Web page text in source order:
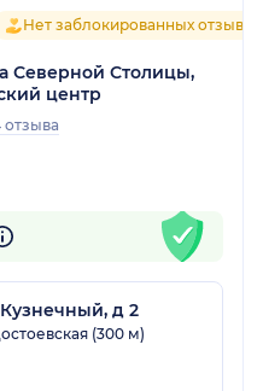
Нет заблокированных отзывов
Северной Столицы,
центр
отзыва
д 2
(300 м)